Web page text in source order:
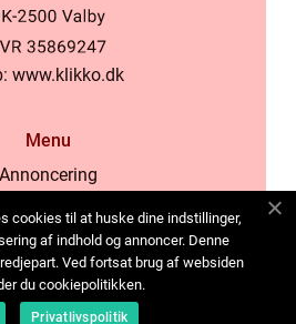
www.klikko.dk
Menu
Annoncering
Cookies
Kontakt os
Sitemap
cookies til at huske dine indstillinger,
af indhold og annoncer. Denne
Ved fortsat brug af websiden
du cookiepolitikken.
Privatlivspolitik